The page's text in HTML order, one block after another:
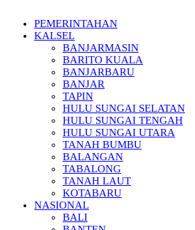
PEMERINTAHAN
KALSEL
BANJARMASIN
BARITO KUALA
BANJARBARU
BANJAR
TAPIN
HULU SUNGAI SELATAN
HULU SUNGAI TENGAH
HULU SUNGAI UTARA
TANAH BUMBU
BALANGAN
TABALONG
TANAH LAUT
KOTABARU
NASIONAL
BALI